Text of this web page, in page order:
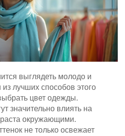
выглядеть молодо и
лучших способов этого
цвет одежды.
значительно влиять на
окружающими.
не только освежает